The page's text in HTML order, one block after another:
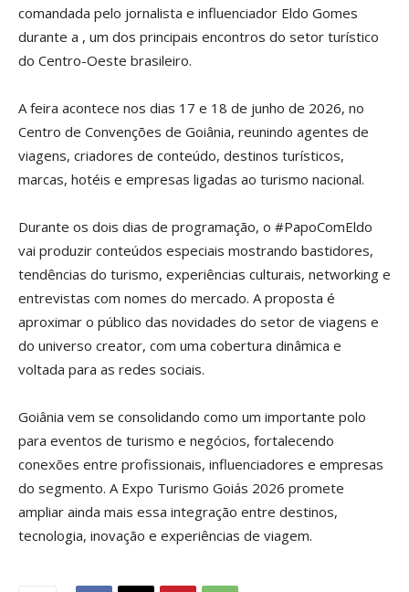
comandada pelo jornalista e influenciador Eldo Gomes
durante a , um dos principais encontros do setor turístico
do Centro-Oeste brasileiro.
A feira acontece nos dias 17 e 18 de junho de 2026, no
Centro de Convenções de Goiânia, reunindo agentes de
viagens, criadores de conteúdo, destinos turísticos,
marcas, hotéis e empresas ligadas ao turismo nacional.
Durante os dois dias de programação, o #PapoComEldo
vai produzir conteúdos especiais mostrando bastidores,
tendências do turismo, experiências culturais, networking e
entrevistas com nomes do mercado. A proposta é
aproximar o público das novidades do setor de viagens e
do universo creator, com uma cobertura dinâmica e
voltada para as redes sociais.
Goiânia vem se consolidando como um importante polo
para eventos de turismo e negócios, fortalecendo
conexões entre profissionais, influenciadores e empresas
do segmento. A Expo Turismo Goiás 2026 promete
ampliar ainda mais essa integração entre destinos,
tecnologia, inovação e experiências de viagem.